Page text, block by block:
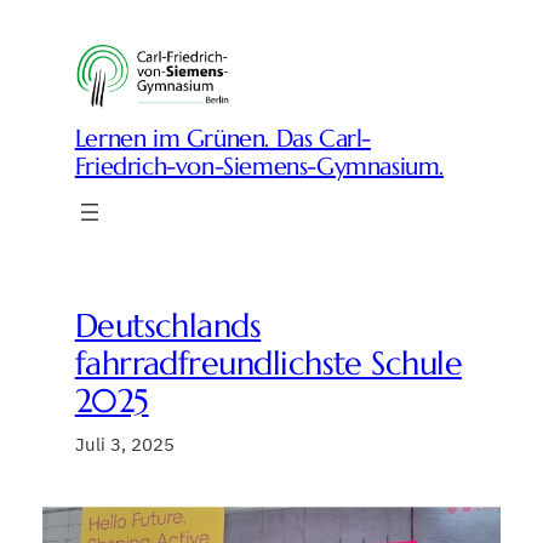
springen
Lernen im Grünen. Das Carl-
Friedrich-von-Siemens-Gymnasium.
Deutschlands
fahrradfreundlichste Schule
2025
Juli 3, 2025